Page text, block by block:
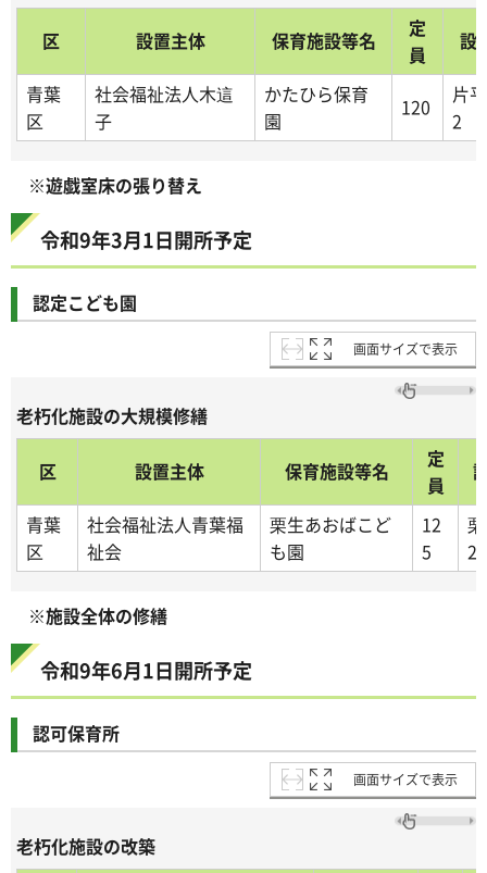
区 設置主体 保育施設等名
定
員
設
青葉
区
社会福祉法人木這
子
かたひら保育
園
120
片
2
※遊戯室床の張り替え
令和9年3月1日開所予定
認定こども園
画面サイズで表示
老朽化施設の大規模修繕
区 設置主体 保育施設等名
定
員
青葉
区
社会福祉法人青葉福
祉会
栗生あおばこど
も園
12
5
※施設全体の修繕
令和9年6月1日開所予定
認可保育所
画面サイズで表示
老朽化施設の改築